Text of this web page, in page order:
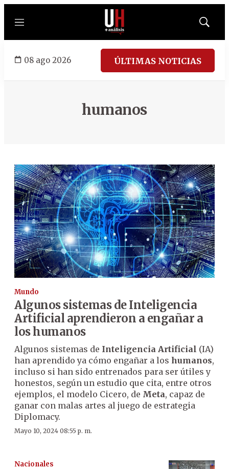
Menú
Mostrar
08 ago 2026 ÚLTIMAS NOTICIAS
humanos
Mundo
Algunos sistemas de Inteligencia
Artificial aprendieron a engañar a
los humanos
Algunos sistemas de Inteligencia Artificial (IA)
han aprendido ya cómo engañar a los humanos,
incluso si han sido entrenados para ser útiles y
honestos, según un estudio que cita, entre otros
ejemplos, el modelo Cicero, de Meta, capaz de
ganar con malas artes al juego de estrategia
Diplomacy.
Mayo 10, 2024 08:55 p. m.
Nacionales